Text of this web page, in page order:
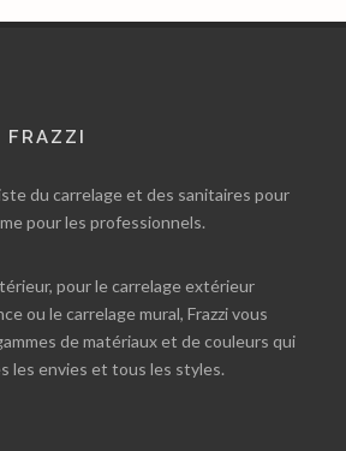
FRAZZI
du carrelage et des sanitaires pour
pour les professionnels.
pour le carrelage extérieur
ou le carrelage mural, Frazzi vous
de matériaux et de couleurs qui
les envies et tous les styles.